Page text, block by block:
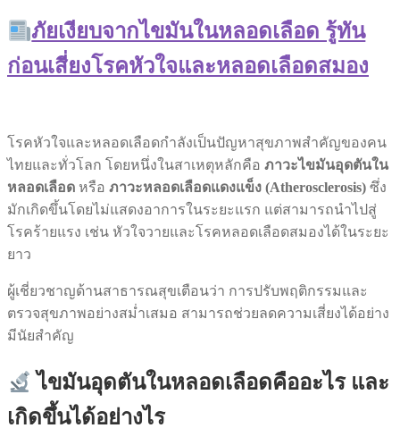
ภัยเงียบจากไขมันในหลอดเลือด รู้ทัน
ก่อนเสี่ยงโรคหัวใจและหลอดเลือดสมอง
โรคหัวใจและหลอดเลือดกำลังเป็นปัญหาสุขภาพสำคัญของคน
ไทยและทั่วโลก โดยหนึ่งในสาเหตุหลักคือ ภาวะไขมันอุดตันใน
หลอดเลือด หรือ ภาวะหลอดเลือดแดงแข็ง (Atherosclerosis) ซึ่ง
มักเกิดขึ้นโดยไม่แสดงอาการในระยะแรก แต่สามารถนำไปสู่
โรคร้ายแรง เช่น หัวใจวายและโรคหลอดเลือดสมองได้ในระยะ
ยาว
ผู้เชี่ยวชาญด้านสาธารณสุขเตือนว่า การปรับพฤติกรรมและ
ตรวจสุขภาพอย่างสม่ำเสมอ สามารถช่วยลดความเสี่ยงได้อย่าง
มีนัยสำคัญ
ไขมันอุดตันในหลอดเลือดคืออะไร และ
เกิดขึ้นได้อย่างไร